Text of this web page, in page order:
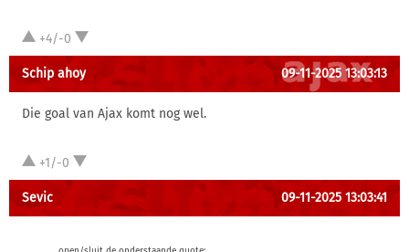
+4/-0
Schip ahoy 09-11-2025 13:03:13
Die goal van Ajax komt nog wel.
+1/-0
Sevic 09-11-2025 13:03:41